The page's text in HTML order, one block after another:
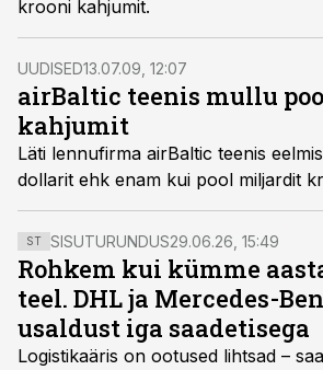
krooni kahjumit.
UUDISED13.07.09, 12:07
airBaltic teenis mullu
kahjumit
Läti lennufirma airBaltic teenis
dollarit ehk enam kui pool miljardit
ST SISUTURUNDUS29.06.26, 15:49
Rohkem kui kümme
teel. DHL ja Mercedes-
usaldust iga saadetisega
Logistikaäris on ootused lihtsad –